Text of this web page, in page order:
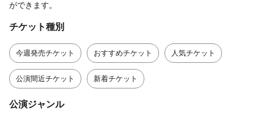
ができます。
チケット種別
今週発売チケット おすすめチケット 人気チケット
公演間近チケット 新着チケット
公演ジャンル